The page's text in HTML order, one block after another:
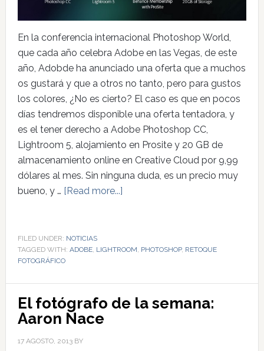
En la conferencia internacional Photoshop World,
que cada año celebra Adobe en las Vegas, de este
año, Adobde ha anunciado una oferta que a muchos
os gustará y que a otros no tanto, pero para gustos
los colores, ¿No es cierto? El caso es que en pocos
días tendremos disponible una oferta tentadora, y
es el tener derecho a Adobe Photoshop CC,
Lightroom 5, alojamiento en Prosite y 20 GB de
almacenamiento online en Creative Cloud por 9,99
dólares al mes. Sin ninguna duda, es un precio muy
bueno, y … [Read more...]
FILED UNDER: NOTICIAS
TAGGED WITH: ADOBE, LIGHTROOM, PHOTOSHOP, RETOQUE
FOTOGRÁFICO
El fotógrafo de la semana:
Aaron Nace
17 AGOSTO, 2013BY